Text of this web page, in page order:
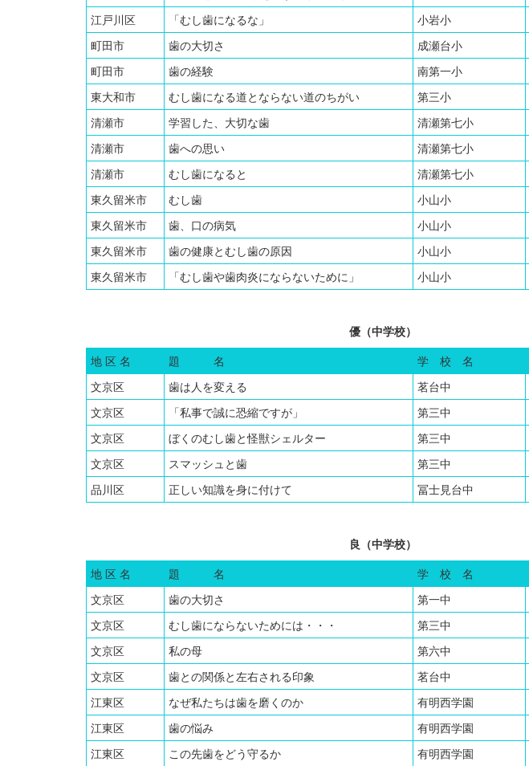
江戸川区
「むし歯になるな」 小岩小
町田市
歯の大切さ 成瀬台小
町田市
歯の経験 南第一小
東大和市
むし歯になる道とならない道のちがい 第三小
清瀬市
学習した、大切な歯 清瀬第七小
清瀬市
歯への思い 清瀬第七小
清瀬市
むし歯になると 清瀬第七小
東久留米市
むし歯 小山小
東久留米市
歯、口の病気 小山小
東久留米市
歯の健康とむし歯の原因 小山小
東久留米市
「むし歯や歯肉炎にならないために」 小山小
優（中学校）
地 区 名
題 名 学 校 名
文京区
歯は人を変える 茗台中
文京区
「私事で誠に恐縮ですが」 第三中
文京区
ぼくのむし歯と怪獣シェルター 第三中
文京区
スマッシュと歯 第三中
品川区
正しい知識を身に付けて 冨士見台中
良（中学校）
地 区 名
題 名 学 校 名
文京区
歯の大切さ 第一中
文京区
むし歯にならないためには・・・ 第三中
文京区
私の母 第六中
文京区
歯との関係と左右される印象 茗台中
江東区
なぜ私たちは歯を磨くのか 有明西学園
江東区
歯の悩み 有明西学園
江東区
この先歯をどう守るか 有明西学園